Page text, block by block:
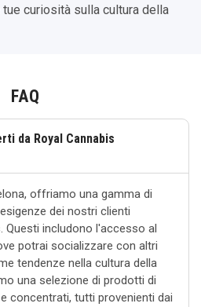
curiosità sulla cultura della
FAQ
da Royal Cannabis
offriamo una gamma di
dei nostri clienti
Questi includono l'accesso al
potrai socializzare con altri
tendenze nella cultura della
una selezione di prodotti di
concentrati, tutti provenienti dai